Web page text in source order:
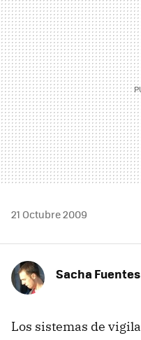
MAIL
21 Octubre 2009
Sacha Fuentes
Los sistemas de